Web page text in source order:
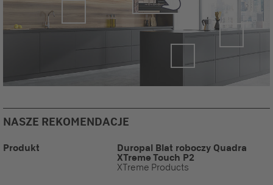
NASZE REKOMENDACJE
Produkt
Duropal Blat roboczy Quadra
XTreme Touch P2
XTreme Products